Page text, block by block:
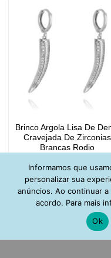
Brinco Argola Lisa De
Cravejada De Zirconias
Brancas Rodio
Informamos que
personalizar sua
anúncios. Ao continuar
acordo. Para mais
Ok